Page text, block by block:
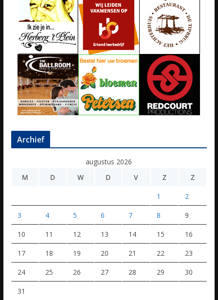
Archief
augustus 2026
M
D W D V Z Z
1 2
3 4 5 6 7 8 9
10 11 12 13 14 15 16
17 18 19 20 21 22 23
24 25 26 27 28 29 30
31